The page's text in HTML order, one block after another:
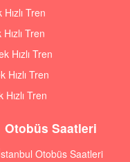
Tren
Tren
Hızlı Tren
Tren
Tren
Otobüs Saatleri
Otobüs Saatleri